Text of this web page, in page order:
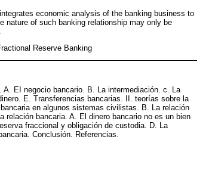
economic analysis of the banking business to
nature of such banking relationship may only be
Reserve Banking
EI negocio bancario. B. La intermediación. c. La
E. Transferencias bancarias. II. teorías sobre la
en algunos sistemas civilistas. B. La relación
bancaria. A. El dinero bancario no es un bien
fraccional y obligación de custodia. D. La
Conclusión. Referencias.